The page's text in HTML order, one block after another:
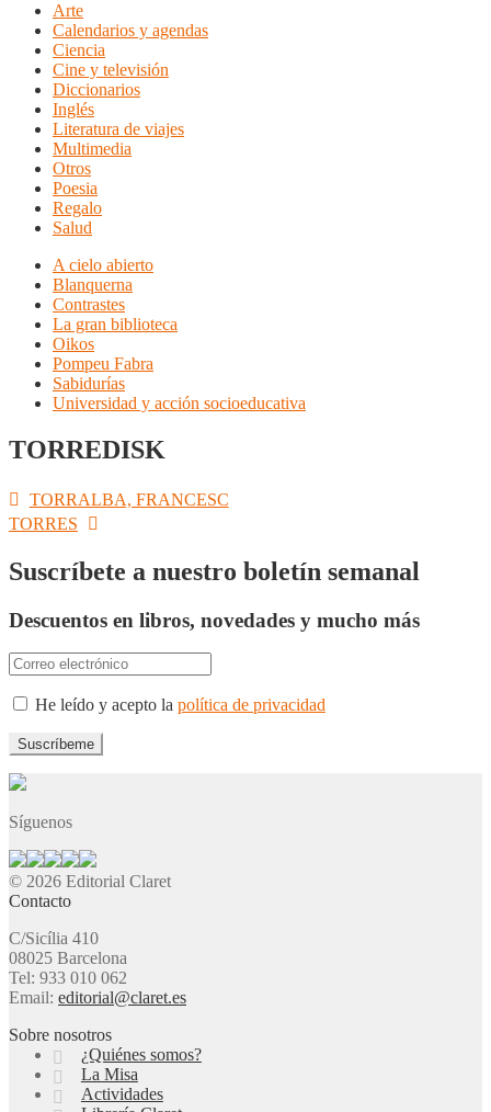
Arte
Calendarios y agendas
Ciencia
Cine y televisión
Diccionarios
Inglés
Literatura de viajes
Multimedia
Otros
Poesia
Regalo
Salud
A cielo abierto
Blanquerna
Contrastes
La gran biblioteca
Oikos
Pompeu Fabra
Sabidurías
Universidad y acción socioeducativa
TORREDISK
Navegación
de
entradas
Anterior:
TORRALBA, FRANCESC
Siguiente:
TORRES
Suscríbete a nuestro boletín semanal
Descuentos en libros, novedades y mucho más
He leído y acepto la política de privacidad
Síguenos
© 2026 Editorial Claret
Contacto
C/Sicília 410
08025 Barcelona
Tel: 933 010 062
Email: editorial@claret.es
Sobre nosotros
¿Quiénes somos?
La Misa
Actividades